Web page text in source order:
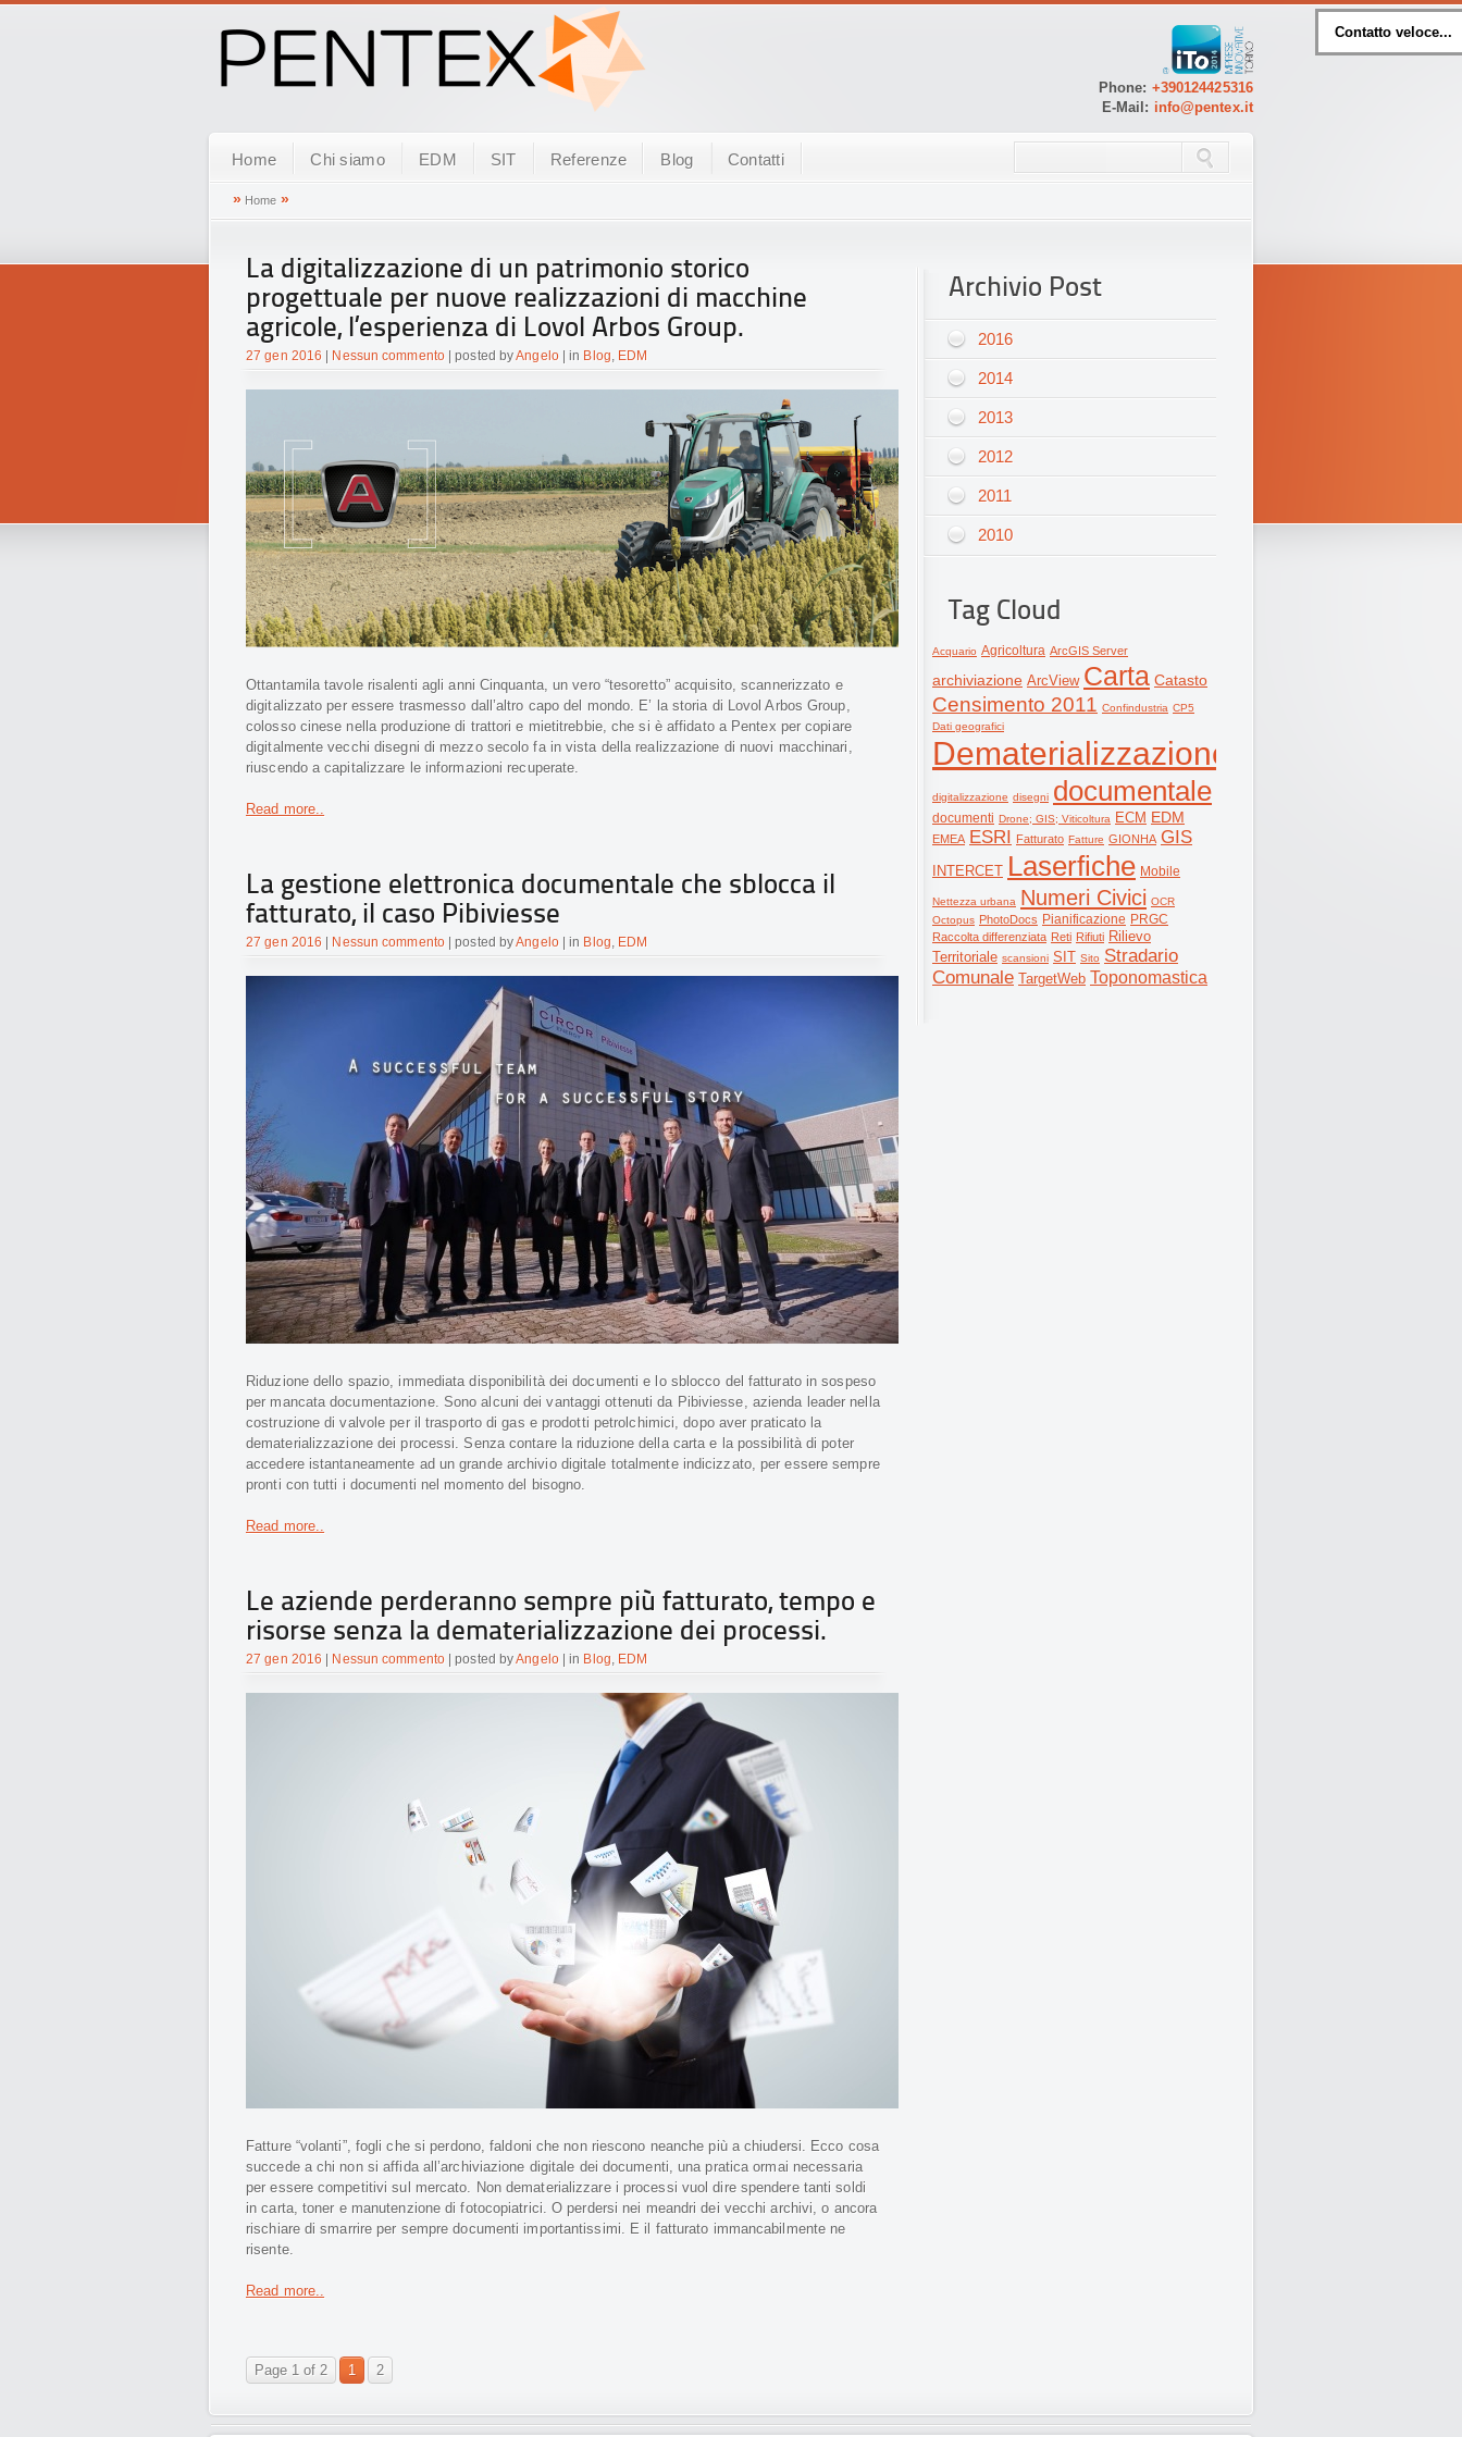
Phone: +390124425316
E-Mail: info@pentex.it
Home Chi siamo EDM SIT Referenze Blog Contatti
» Home »
La digitalizzazione di un patrimonio storico
progettuale per nuove realizzazioni di macchine
agricole, l’esperienza di Lovol Arbos Group.
27 gen 2016 Nessun commento| posted byAngelo| in Blog, EDM
Ottantamila tavole risalenti agli anni Cinquanta, un vero “tesoretto” acquisito, scannerizzato e
digitalizzato per essere trasmesso dall’altro capo del mondo. E’ la storia di Lovol Arbos Group,
colosso cinese nella produzione di trattori e mietitrebbie, che si è affidato a Pentex per copiare
digitalmente vecchi disegni di mezzo secolo fa in vista della realizzazione di nuovi macchinari,
riuscendo a capitalizzare le informazioni recuperate.
Read more..
La gestione elettronica documentale che sblocca il
fatturato, il caso Pibiviesse
27 gen 2016 Nessun commento| posted byAngelo| in Blog, EDM
Riduzione dello spazio, immediata disponibilità dei documenti e lo sblocco del fatturato in sospeso
per mancata documentazione. Sono alcuni dei vantaggi ottenuti da Pibiviesse, azienda leader nella
costruzione di valvole per il trasporto di gas e prodotti petrolchimici, dopo aver praticato la
dematerializzazione dei processi. Senza contare la riduzione della carta e la possibilità di poter
accedere istantaneamente ad un grande archivio digitale totalmente indicizzato, per essere sempre
pronti con tutti i documenti nel momento del bisogno.
Read more..
Le aziende perderanno sempre più fatturato, tempo e
risorse senza la dematerializzazione dei processi.
27 gen 2016 Nessun commento| posted byAngelo| in Blog, EDM
Fatture “volanti”, fogli che si perdono, faldoni che non riescono neanche più a chiudersi. Ecco cosa
succede a chi non si affida all’archiviazione digitale dei documenti, una pratica ormai necessaria
per essere competitivi sul mercato. Non dematerializzare i processi vuol dire spendere tanti soldi
in carta, toner e manutenzione di fotocopiatrici. O perdersi nei meandri dei vecchi archivi, o ancora
rischiare di smarrire per sempre documenti importantissimi. E il fatturato immancabilmente ne
risente.
Read more..
Page 1 of 2 1 2
Archivio Post
2016
2014
2013
2012
2011
2010
Tag Cloud
Acquario Agricoltura ArcGIS Server
archiviazione ArcView Carta Catasto
Censimento 2011 Confindustria CP5
Dati geografici
Dematerializzazione
digitalizzazione disegni documentale
documenti Drone; GIS; Viticoltura ECM EDM
EMEA ESRI Fatturato Fatture GIONHA GIS
INTERCET Laserfiche Mobile
Nettezza urbana Numeri Civici OCR
Octopus PhotoDocs Pianificazione PRGC
Raccolta differenziata Reti Rifiuti Rilievo
Territoriale scansioni SIT Sito Stradario
Comunale TargetWeb Toponomastica
Contatto veloce...